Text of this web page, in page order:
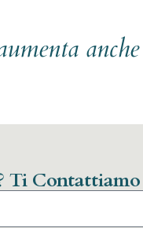
Ti